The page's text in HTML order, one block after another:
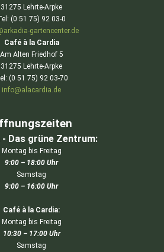
31275 Lehrte-Arpke
(0 51 75) 92 03-0
gartencenter.de
Café à la Cardia
Am Alten Friedhof 5
31275 Lehrte-Arpke
(0 51 75) 92 03-70
info@alacardia.de
Das grüne Zentrum:
Montag bis Freitag
9:00 – 18:00 Uhr
Samstag
9:00 – 16:00 Uhr
Café à la Cardia:
Montag bis Freitag
10:30 – 17:00 Uhr
Samstag